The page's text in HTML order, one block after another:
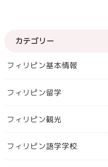
カテゴリー
フィリピン基本情報
フィリピン留学
フィリピン観光
フィリピン語学学校